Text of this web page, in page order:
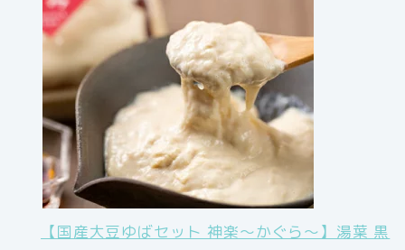
【国産大豆ゆばセット 神楽〜かぐら〜】湯葉 黒